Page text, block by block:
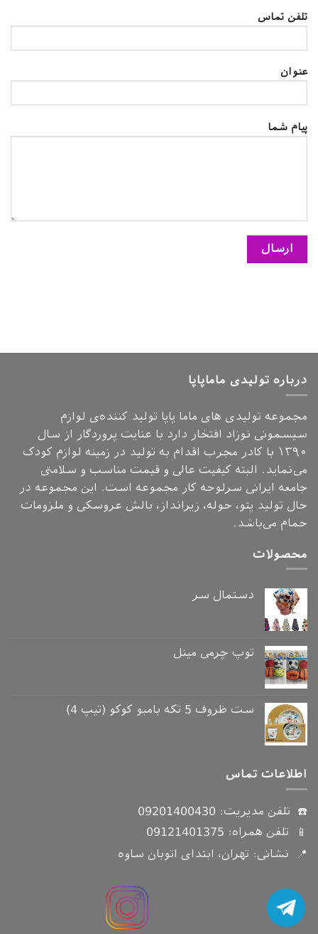
تلفن تماس
عنوان
پیام شما
درباره تولیدی ماماپاپا
مجموعه تولیدی های ماما پاپا تولید کننده‌ی لوازم
سیسمونی نوزاد افتخار دارد با عنایت پروردگار از سال
۱۳۹۰ با کادر مجرب اقدام به تولید در زمینه لوازم کودک
می‌نماید. البته کیفیت عالی و قیمت مناسب و سلامتی
جامعه ایرانی سرلوحه کار مجموعه است. این مجموعه در
حال تولید پتو، حوله، زیرانداز، بالش عروسکی و ملزومات
حمام می‌باشد.
محصولات
دستمال سر
توپ چرمی مینل
ست ظروف 5 تکه بامبو کوکو (تیپ 4)
اطلاعات تماس
☎️ تلفن مدیریت: 09201400430
📱 تلفن همراه: 09121401375
📍 نشانی: تهران، ابتدای اتوبان ساوه